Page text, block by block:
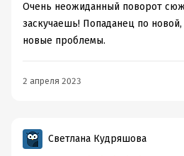
Очень неожиданный поворот
заскучаешь! Попаданец по новой,
новые проблемы.
2 апреля 2023
Светлана Кудряшова